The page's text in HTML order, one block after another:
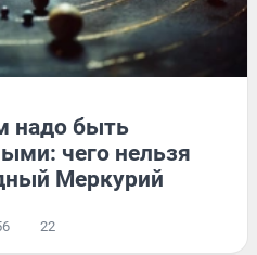
надо быть
чего нельзя
Меркурий
22